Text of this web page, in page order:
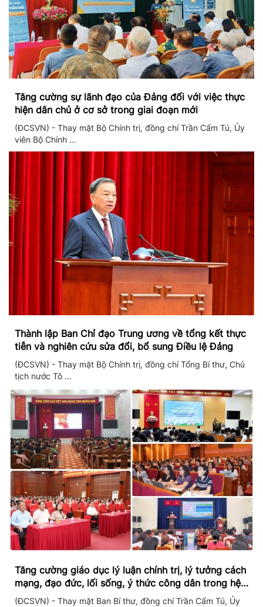
Tăng cường sự lãnh đạo của Đảng đối với việc thực
hiện dân chủ ở cơ sở trong giai đoạn mới
(ĐCSVN) - Thay mặt Bộ Chính trị, đồng chí Trần Cẩm Tú, Ủy
viên Bộ Chính ...
Thành lập Ban Chỉ đạo Trung ương về tổng kết thực
tiễn và nghiên cứu sửa đổi, bổ sung Điều lệ Đảng
(ĐCSVN) - Thay mặt Bộ Chính trị, đồng chí Tổng Bí thư, Chủ
tịch nước Tô ...
Tăng cường giáo dục lý luận chính trị, lý tưởng cách
mạng, đạo đức, lối sống, ý thức công dân trong hệ
thống giáo dục quốc dân
(ĐCSVN) - Thay mặt Ban Bí thư, đồng chí Trần Cẩm Tú, Ủy